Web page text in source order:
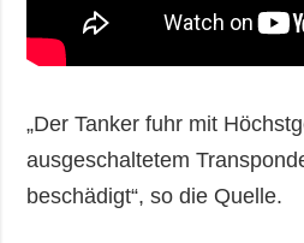
„Der Tanker fuhr mit
ausgeschaltetem
beschädigt“, so die Quelle.